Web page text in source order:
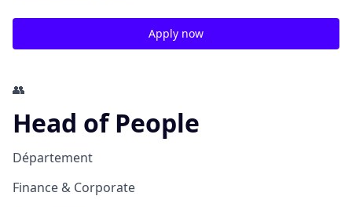
Apply now
👥
Head of People
Département
Finance & Corporate